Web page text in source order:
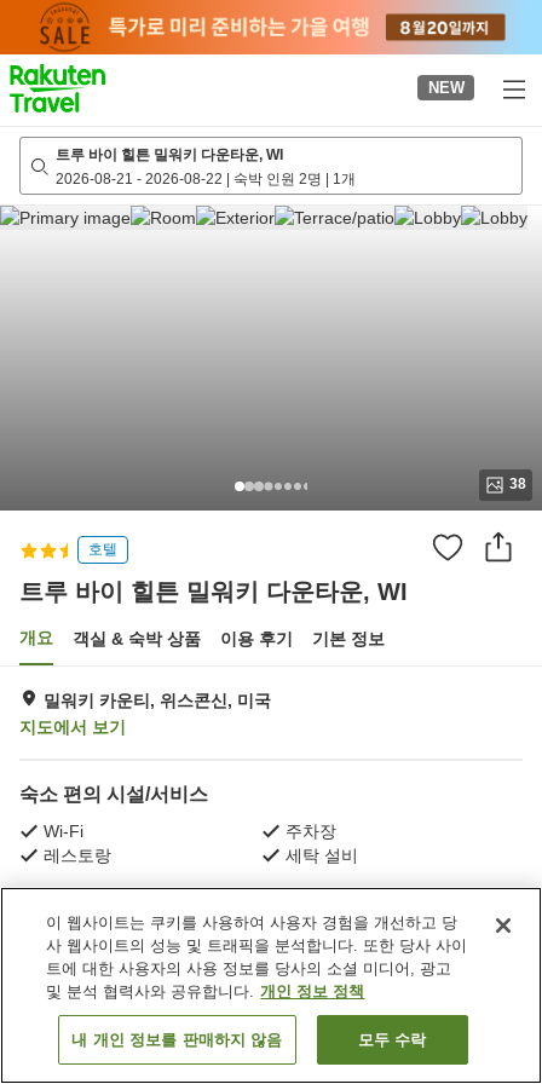
page
NEW
트루 바이 힐튼 밀워키 다운타운, WI
2026-08-21 - 2026-08-22 | 숙박 인원 2명 | 1개
38
호텔
트루 바이 힐튼 밀워키 다운타운, WI
개요 객실 & 숙박 상품 이용 후기 기본 정보
밀워키 카운티, 위스콘신, 미국
지도에서 보기
숙소 편의 시설/서비스
Wi-Fi
주차장
레스토랑
세탁 설비
미국 위스콘신
밀워키 카운티
트루 바이 힐튼 밀워키 다운타운, WI
객실 보기
이 웹사이트는 쿠키를 사용하여 사용자 경험을 개선하고 당
사 웹사이트의 성능 및 트래픽을 분석합니다. 또한 당사 사이
트에 대한 사용자의 사용 정보를 당사의 소셜 미디어, 광고
및 분석 협력사와 공유합니다. 개인 정보 정책
내 개인 정보를 판매하지 않음 모두 수락